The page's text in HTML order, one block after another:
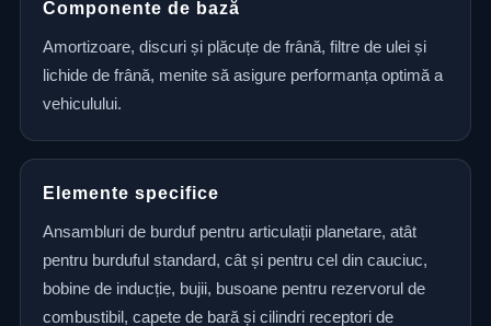
Componente de bază
Amortizoare, discuri și plăcuțe de frână, filtre de ulei și
lichide de frână, menite să asigure performanța optimă a
vehiculului.
Elemente specifice
Ansambluri de burduf pentru articulații planetare, atât
pentru burduful standard, cât și pentru cel din cauciuc,
bobine de inducție, bujii, busoane pentru rezervorul de
combustibil, capete de bară și cilindri receptori de